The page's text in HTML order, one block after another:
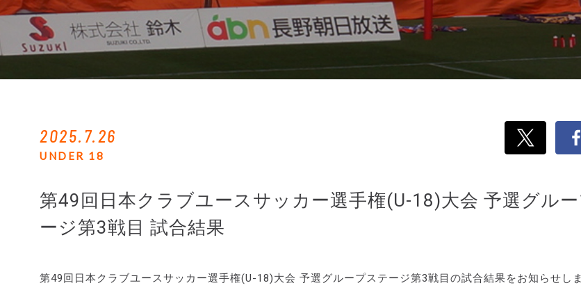
2025.7.26
UNDER 18
第49回日本クラブユースサッカー選手権(U-18)大会 予選グル
ージ第3戦目 試合結果
第49回日本クラブユースサッカー選手権(U-18)大会 予選グループステージ第3戦目の試合結果をお知らせしま